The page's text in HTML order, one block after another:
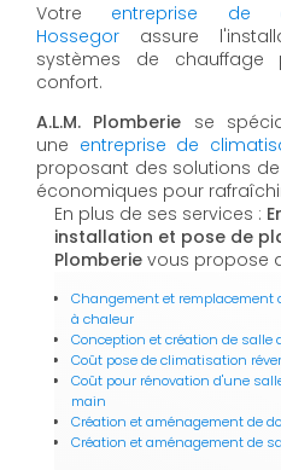
Votre entreprise de
Hossegor assure
systèmes de chauffage
confort.
A.L.M. Plomberie se
une entreprise de
proposant des solutions
économiques pour
En plus de ses services :
installation et pose de
Plomberie vous propose
Changement et remplacement
à chaleur
Conception et création de salle
Coût pose de climatisation
Coût pour rénovation d'une
main
Création et aménagement de
Création et aménagement de